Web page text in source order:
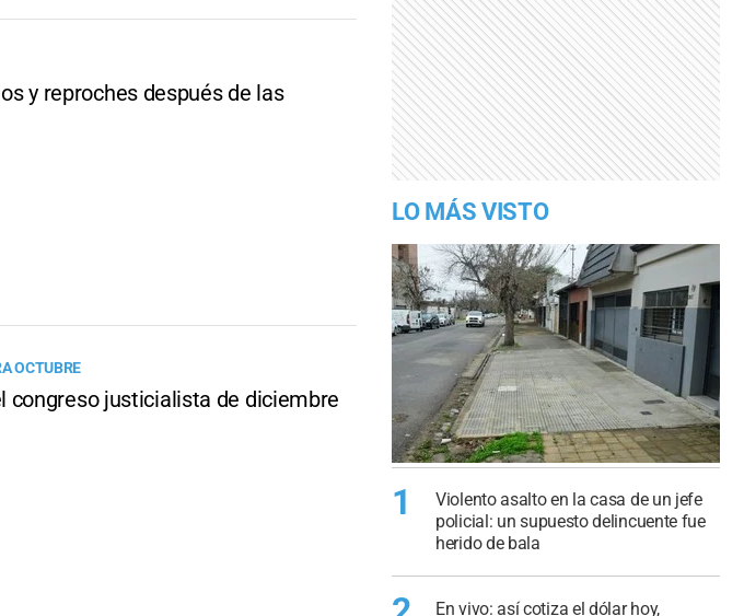
y reproches después de las
OCTUBRE
congreso justicialista de diciembre
LO MÁS VISTO
1
Violento asalto en la casa de un jefe
policial: un supuesto delincuente fue
herido de bala
En vivo: así cotiza el dólar hoy,